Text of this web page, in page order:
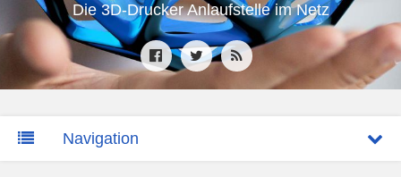
Die 3D-Drucker Anlaufstelle im Netz
Navigation